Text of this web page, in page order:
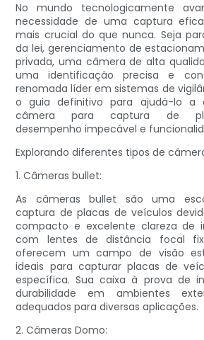
No mundo tecnologicamente
necessidade de uma captura
mais crucial do que nunca. Seja
da lei, gerenciamento de
privada, uma câmera de alta
uma identificação precisa e
renomada líder em sistemas de
o guia definitivo para ajudá-lo a
câmera para captura de
desempenho impecável e
Explorando diferentes tipos de
1. Câmeras bullet:
As câmeras bullet são uma
captura de placas de veículos
compacto e excelente clareza de
com lentes de distância focal
oferecem um campo de visão
ideais para capturar placas de
específica. Sua caixa à prova de
durabilidade em ambientes
adequados para diversas aplicações.
2. Câmeras Domo: